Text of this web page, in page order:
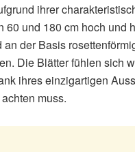
ihrer
und 180 cm hoch und
der Basis
Die Blätter fühlen sich
ihres einzigartigen
muss.